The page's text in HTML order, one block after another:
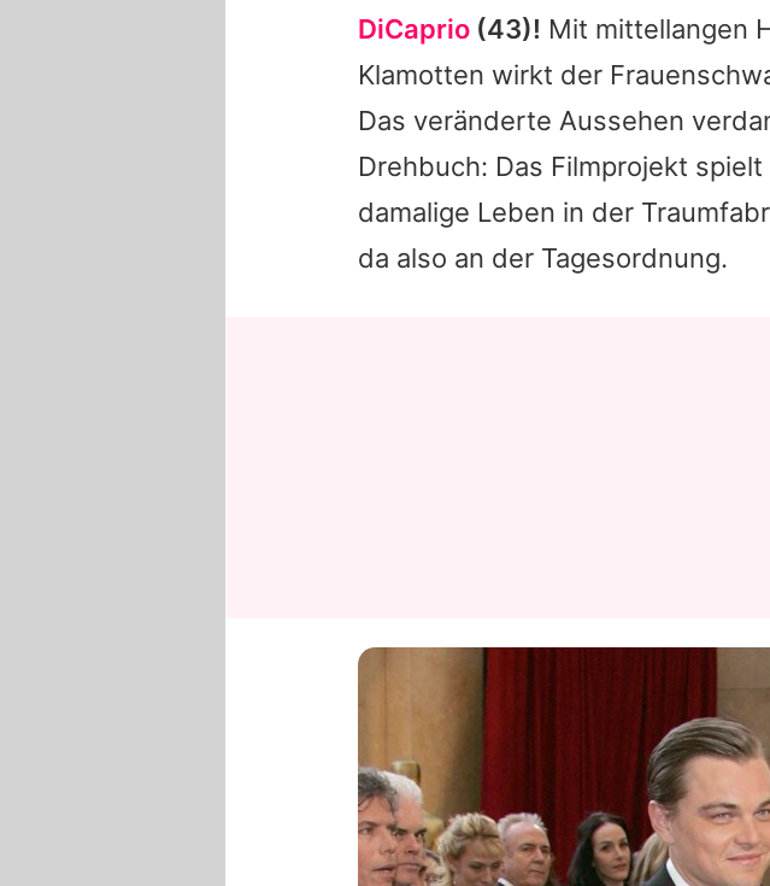
DiCaprio (43)! Mit mittellangen
Klamotten wirkt der
Das veränderte Aussehen
Drehbuch: Das Filmprojekt
damalige Leben in der
da also an der Tagesordnung.